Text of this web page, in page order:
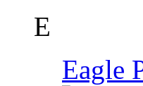
E
Eagle